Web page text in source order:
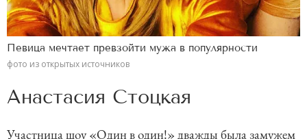
Певица мечтает превзойти мужа в популярности
фото из открытых источников
Анастасия Стоцкая
Участница шоу «Один в один!» дважды была замужем